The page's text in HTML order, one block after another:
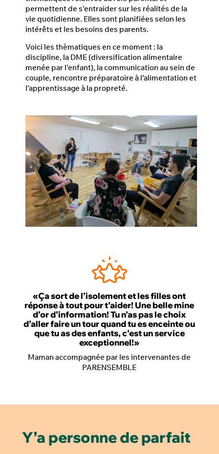
permettent de s’entraider sur les réalités de la
vie quotidienne. Elles sont planifiées selon les
intérêts et les besoins des parents.
Voici les thèmatiques en ce moment : la
discipline, la DME (diversification alimentaire
menée par l’enfant), la communication au sein de
couple, rencontre préparatoire à l’alimentation et
l’apprentissage à la propreté.
«Ça sort de l’isolement et les filles ont
réponse à tout pour t’aider! Une belle mine
d’or d’information! Tu n’as pas le choix
d’aller faire un tour quand tu es enceinte ou
que tu as des enfants, c’est un service
exceptionnel!»
Maman accompagnée par les intervenantes de
PARENSEMBLE
Y’a personne de parfait